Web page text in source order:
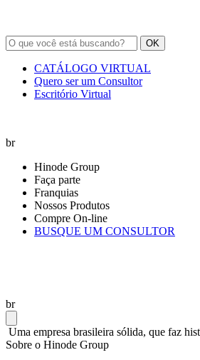
OK
CATÁLOGO VIRTUAL
Quero ser um Consultor
Escritório Virtual
br
Hinode Group
Faça parte
Franquias
Nossos Produtos
Compre On-line
BUSQUE UM CONSULTOR
br
Uma empresa brasileira sólida, que faz
Sobre o Hinode Group